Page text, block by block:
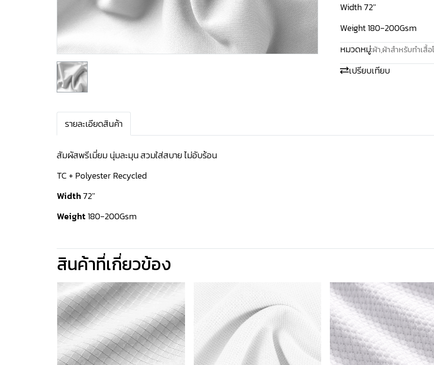
Width 72''
Weight 180-200Gsm
หมวดหมู่:ผ้า,ผ้าสำหรับทำเสื้อ
เปรียบเทียบ
รายละเอียดสินค้า
สัมผัสพรีเมี่ยม นุ่มละมุน สวมใส่สบาย ไม่อับร้อน
TC + Polyester Recycled
Width72''
Weight180-200Gsm
สินค้าที่เกี่ยวข้อง